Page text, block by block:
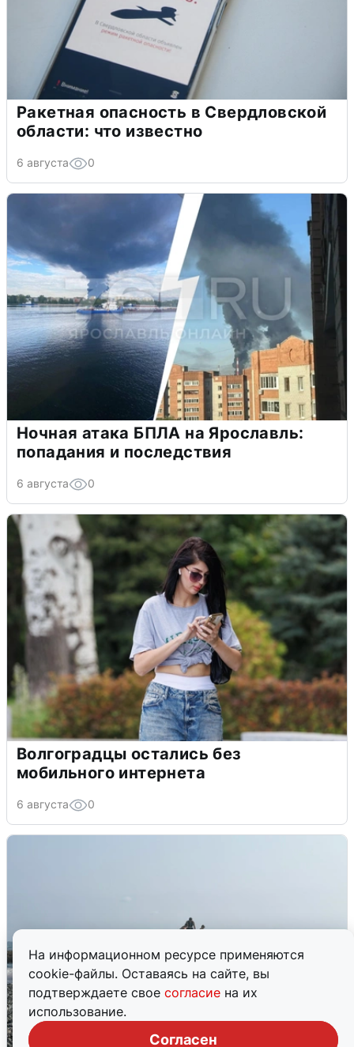
На информационном ресурсе применяются
cookie-файлы. Оставаясь на сайте, вы
подтверждаете свое согласие на их
использование.
Согласен
Ракетная опасность в Свердловской
области: что известно
6 августа 0
Ночная атака БПЛА на Ярославль:
попадания и последствия
6 августа 0
Волгоградцы остались без
мобильного интернета
6 августа 0